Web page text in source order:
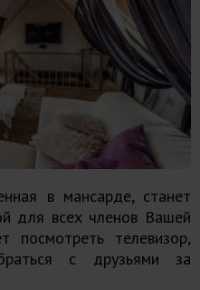
в мансарде, станет
для всех членов Вашей
посмотреть телевизор,
с друзьями за